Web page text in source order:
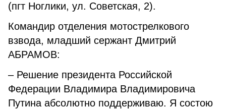
(пгт Ноглики, ул. Советская, 2).
Командир отделения мотострелкового
взвода, младший сержант Дмитрий
АБРАМОВ:
– Решение президента Российской
Федерации Владимира Владимировича
Путина абсолютно поддерживаю. Я состою